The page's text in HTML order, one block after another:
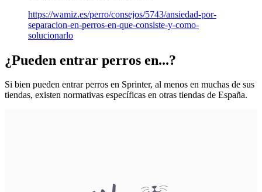
https://wamiz.es/perro/consejos/5743/ansiedad-por-
separacion-en-perros-en-que-consiste-y-como-
solucionarlo
¿Pueden entrar perros en...?
Si bien pueden entrar perros en Sprinter, al menos en muchas de sus
tiendas, existen normativas específicas en otras tiendas de España.